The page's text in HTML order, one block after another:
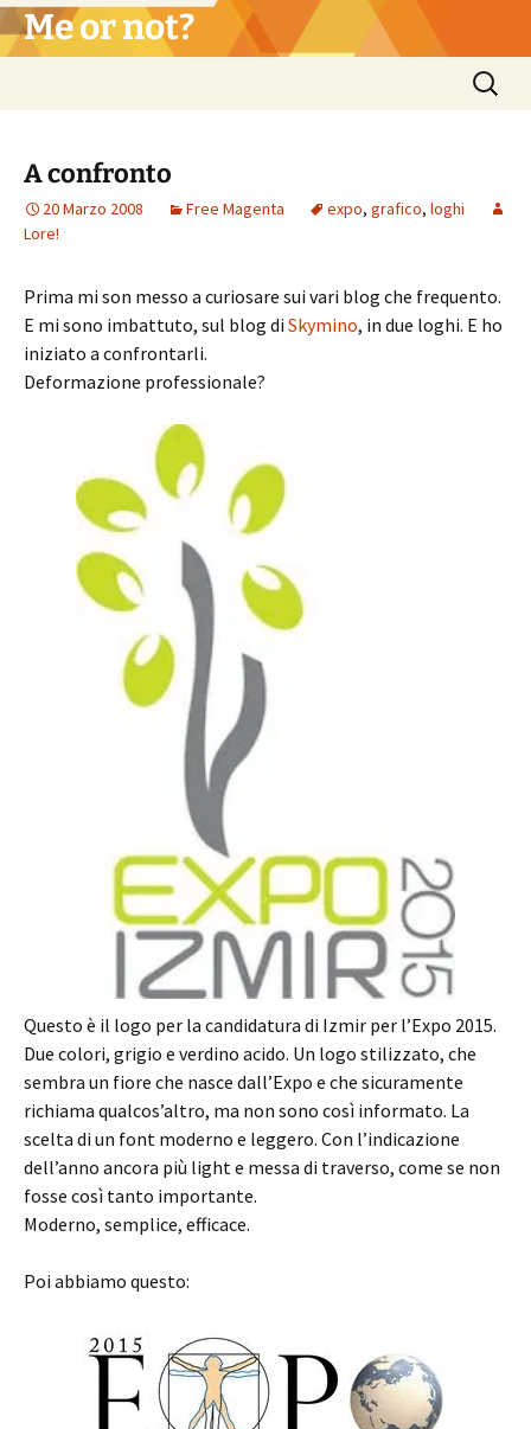
Vai
al Me or not?
Ricerca
per:
A confronto
20 Marzo 2008 Free Magenta expo, grafico, loghi
Lore!
Prima mi son messo a curiosare sui vari blog che frequento.
E mi sono imbattuto, sul blog di Skymino, in due loghi. E ho
iniziato a confrontarli.
Deformazione professionale?
Questo è il logo per la candidatura di Izmir per l’Expo 2015.
Due colori, grigio e verdino acido. Un logo stilizzato, che
sembra un fiore che nasce dall’Expo e che sicuramente
richiama qualcos’altro, ma non sono così informato. La
scelta di un font moderno e leggero. Con l’indicazione
dell’anno ancora più light e messa di traverso, come se non
fosse così tanto importante.
Moderno, semplice, efficace.
Poi abbiamo questo: